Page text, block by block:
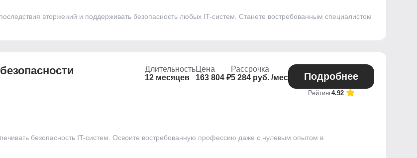
вторжений и поддерживать безопасность любых IT-систем. Станете востребованным специалистом
Длительность
12 месяцев
Цена
163 804 ₽
Рассрочка
5 284 руб. /мес
Подробнее
Рейтинг4.92
безопасность IT-систем. Освоите востребованную профессию даже с нулевым опытом в